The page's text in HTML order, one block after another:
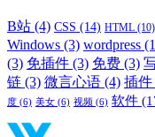
B站 (4) CSS (14) HTML (10)
Windows (3) wordpress
(3) 免插件 (3) 免费 (3)
链 (3) 微言心语 (4) 插件
度 (6) 美女 (6) 视频 (6) 软件